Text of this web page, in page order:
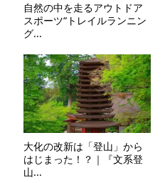
自然の中を走るアウトドア
スポーツ“トレイルランニン
グ...
大化の改新は「登山」から
はじまった！？｜『文系登
山...